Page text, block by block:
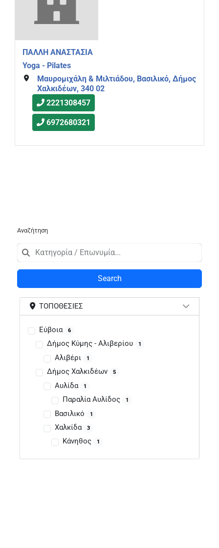
ΠΑΛΛΗ ΑΝΑΣΤΑΣΙΑ
Yoga - Pilates
Μαυρομιχάλη & Μιλτιάδου, Βασιλικό, Δήμος
Χαλκιδέων, 340 02
2221308457
6972680321
Αναζήτηση
Search
ΤΟΠΟΘΕΣΊΕΣ
Εύβοια 6
Δήμος Κύμης - Αλιβερίου 1
Αλιβέρι 1
Δήμος Χαλκιδέων 5
Αυλίδα 1
Παραλία Αυλίδος 1
Βασιλικό 1
Χαλκίδα 3
Κάνηθος 1